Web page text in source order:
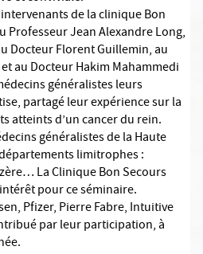
de la clinique Bon
Professeur Jean Alexandre Long,
Docteur Florent Guillemin, au
au Docteur Hakim Mahammedi
généralistes leurs
partagé leur expérience sur la
atteints d’un cancer du rein.
généralistes de la Haute
limitrophes :
La Clinique Bon Secours
pour ce séminaire.
Pfizer, Pierre Fabre, Intuitive
par leur participation, à